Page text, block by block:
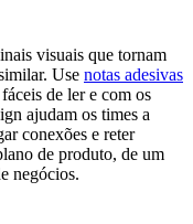
visuais que tornam
Use notas adesivas
de ler e com os
ajudam os times a
conexões e reter
de produto, de um
negócios.